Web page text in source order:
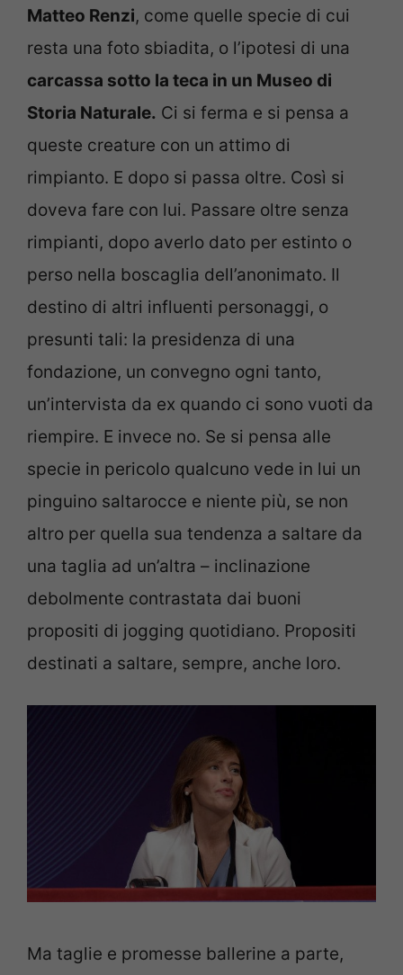
Matteo Renzi, come quelle specie di cui
resta una foto sbiadita, o l’ipotesi di una
carcassa sotto la teca in un Museo di
Storia Naturale. Ci si ferma e si pensa a
queste creature con un attimo di
rimpianto. E dopo si passa oltre. Così si
doveva fare con lui. Passare oltre senza
rimpianti, dopo averlo dato per estinto o
perso nella boscaglia dell’anonimato. Il
destino di altri influenti personaggi, o
presunti tali: la presidenza di una
fondazione, un convegno ogni tanto,
un’intervista da ex quando ci sono vuoti da
riempire. E invece no. Se si pensa alle
specie in pericolo qualcuno vede in lui un
pinguino saltarocce e niente più, se non
altro per quella sua tendenza a saltare da
una taglia ad un’altra – inclinazione
debolmente contrastata dai buoni
propositi di jogging quotidiano. Propositi
destinati a saltare, sempre, anche loro.
Ma taglie e promesse ballerine a parte,